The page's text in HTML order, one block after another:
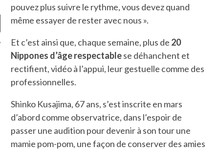
pouvez plus suivre le rythme, vous devez quand
même essayer de rester avec nous ».
Et c’est ainsi que, chaque semaine, plus de 20
Nippones d’âge respectablese déhanchent et
rectifient, vidéo à l’appui, leur gestuelle comme des
professionnelles.
Shinko Kusajima, 67 ans, s’est inscrite en mars
d’abord comme observatrice, dans l’espoir de
passer une audition pour devenir à son tour une
mamie pom-pom, une façon de conserver des amies